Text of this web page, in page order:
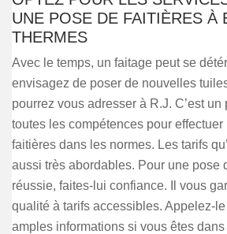
UNE POSE DE FAITIÈRES À
THERMES
Avec le temps, un faitage peut se
envisagez de poser de nouvelles
pourrez vous adresser à R.J. C’est
toutes les compétences pour
faitières dans les normes. Les tarifs
aussi très abordables. Pour une pose
réussie, faites-lui confiance. Il vous
qualité à tarifs accessibles. Appelez-
amples informations si vous êtes dans